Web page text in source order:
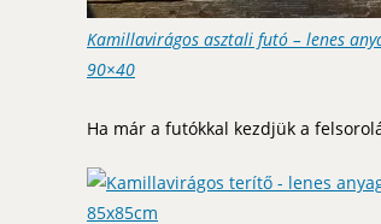
Kamillavirágos asztali futó – lenes
90×40
Ha már a futókkal kezdjük a